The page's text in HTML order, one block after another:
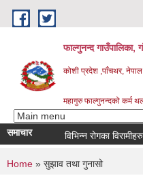
Skip to main content
फाल्गुनन्द गाउँपालिका,
कोशी प्रदेश ,पाँचथर, नेपाल
महागुरु फाल्गुनन्दको कर्म
समाचार विभिन्न रोगका
You are here
Home » सुझाव तथा गुनासो